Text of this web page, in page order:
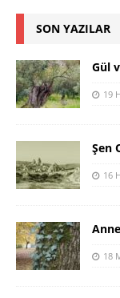
SON YAZILAR
Gül
19
Şen
16
18